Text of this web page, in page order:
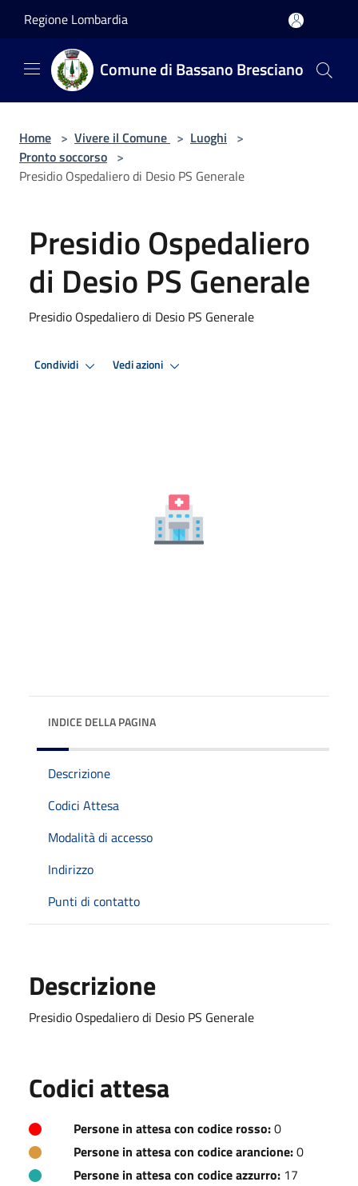
Regione Lombardia
Comune di Bassano Bresciano
Home > Vivere il Comune > Luoghi >
Pronto soccorso >
Presidio Ospedaliero di Desio PS Generale
Presidio Ospedaliero
di Desio PS Generale
Presidio Ospedaliero di Desio PS Generale
Condividi Vedi azioni
INDICE DELLA PAGINA
Descrizione
Codici Attesa
Modalità di accesso
Indirizzo
Punti di contatto
Descrizione
Presidio Ospedaliero di Desio PS Generale
Codici attesa
Persone in attesa con codice rosso:0
Persone in attesa con codice arancione:0
Persone in attesa con codice azzurro: 17